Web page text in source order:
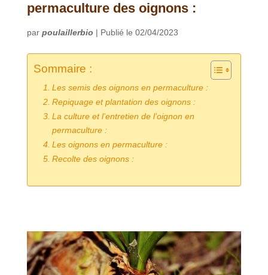
permaculture des oignons :
par poulaillerbio | Publié le 02/04/2023
Sommaire :
Les semis des oignons en permaculture :
Repiquage et plantation des oignons :
La culture et l’entretien de l’oignon en
permaculture :
Les oignons en permaculture :
Recolte des oignons :